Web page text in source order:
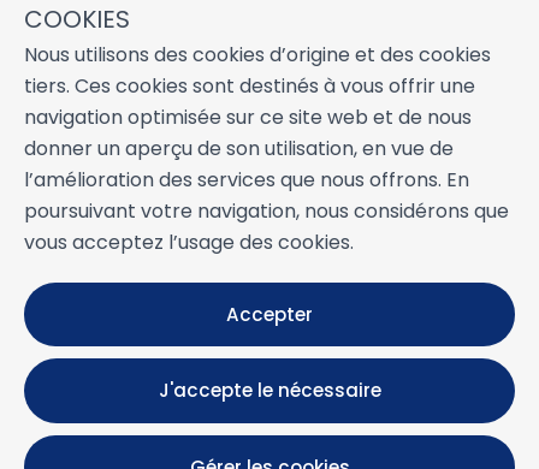
COOKIES
Nous utilisons des cookies d’origine et des cookies
tiers. Ces cookies sont destinés à vous offrir une
navigation optimisée sur ce site web et de nous
donner un aperçu de son utilisation, en vue de
l’amélioration des services que nous offrons. En
poursuivant votre navigation, nous considérons que
vous acceptez l’usage des cookies.
Accepter
J'accepte le nécessaire